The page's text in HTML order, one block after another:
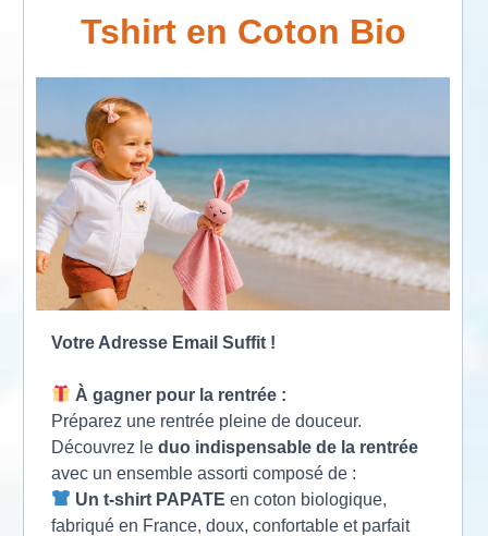
Tshirt en Coton Bio
Votre Adresse Email Suffit !
À gagner pour la rentrée :
Préparez une rentrée pleine de douceur.
Découvrez le duo indispensable de la rentrée
avec un ensemble assorti composé de :
Un t-shirt PAPATE en coton biologique,
fabriqué en France, doux, confortable et parfait